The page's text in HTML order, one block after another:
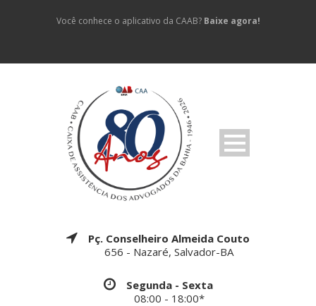
Você conhece o aplicativo da CAAB? Baixe agora!
Pç. Conselheiro Almeida Couto
656 - Nazaré, Salvador-BA
Segunda - Sexta
08:00 - 18:00*